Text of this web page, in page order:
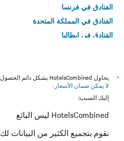
الفنادق في فرنسا
الفنادق في المملكة المتحدة
الفنادق في إيطاليا
*
يحاول HotelsCombined بشكل دائم الحصول على الأسعار الدقيقة، ولكن
لا يمكن ضمان الأسعار .
إليك السبب:
HotelsCombined ليس البائع
نقوم بتجميع الكثير من البيانات لك